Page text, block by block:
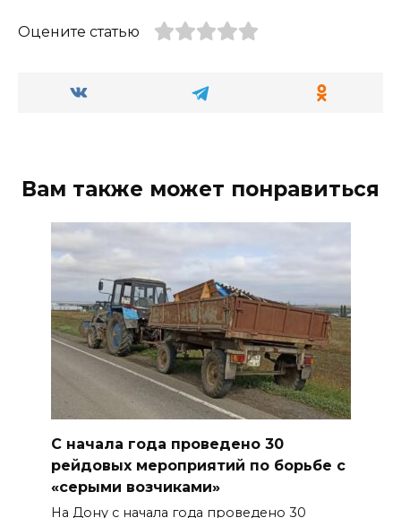
Оцените статью
Вам также может понравиться
С начала года проведено 30
рейдовых мероприятий по борьбе с
«серыми возчиками»
На Дону с начала года проведено 30